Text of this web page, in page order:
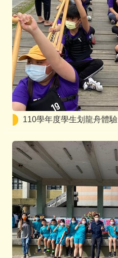
110學年度學生划龍舟體驗